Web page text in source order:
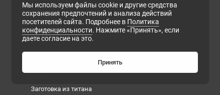
Кирпич свинцовый
Лист свинцовый
Роль свинцовая
Заготовка из титана
Мы используем файлы cookie и другие средства
сохранения предпочтений и анализа действий
посетителей сайта. Подробнее в Политика
конфиденциальности. Нажмите «Принять», если
даете согласие на это.
Принять